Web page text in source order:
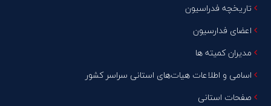
تاریخچه فدراسیون
اعضای فدارسیون
مدیران کمیته ها
اسامی و اطلاعات هیات‌های استانی سراسر کشور
صفحات استانی